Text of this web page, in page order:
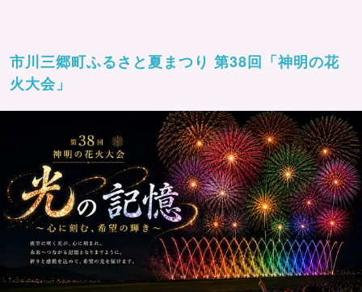
市川三郷町ふるさと夏まつり 第38回「神明の花
火大会」